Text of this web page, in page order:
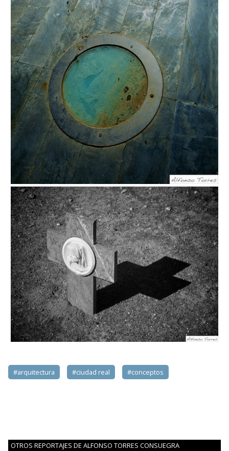
#arquitectura #ciudad real #conceptos
OTROS REPORTAJES DE ALFONSO TORRES CONSUEGRA